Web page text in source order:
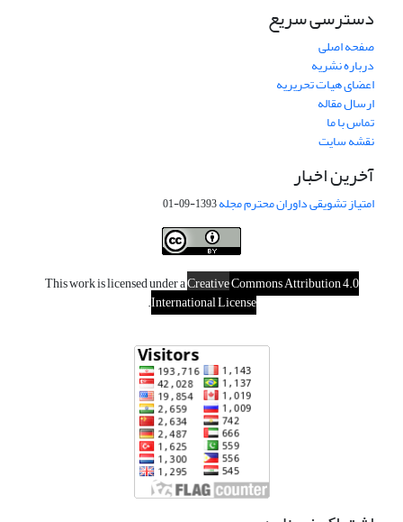
دسترسی سریع
صفحه اصلی
درباره نشریه
اعضای هیات تحریریه
ارسال مقاله
تماس با ما
نقشه سایت
آخرین اخبار
امتیاز تشویقی داوران محترم مجله1393-09-01
This work is licensed under aCreativeCommons Attribution 4.0
International License
.